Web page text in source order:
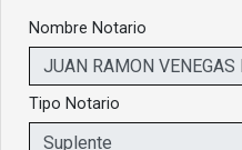
Nombre Notario
Tipo Notario